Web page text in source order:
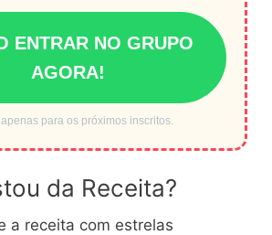
ENTRAR NO GRUPO
AGORA!
para os próximos inscritos.
da Receita?
a receita com estrelas